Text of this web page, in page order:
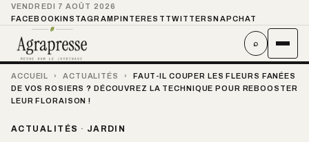
VENDREDI 7 AOÛT 2026
FACEBOOKINSTAGRAMPINTEREST TWITTER SNAPCHAT
⌕
ACCUEIL › ACTUALITÉS ›
FAUT-IL COUPER LES FLEURS FANÉES
DE VOS ROSIERS ? DÉCOUVREZ LA TECHNIQUE POUR REBOOSTER
LEUR FLORAISON !
ACTUALITÉS · JARDIN